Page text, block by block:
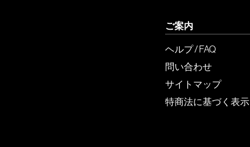
ご案内
ヘルプ / FAQ
問い合わせ
サイトマップ
特商法に基づく表示